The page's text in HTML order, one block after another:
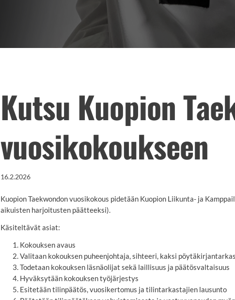
Kutsu Kuopion
vuosikokoukseen
16.2.2026
Kuopion Taekwondon vuosikokous pidetään Kuopion Liikunta- ja
aikuisten harjoitusten päätteeksi).
Käsiteltävät asiat:
Kokouksen avaus
Valitaan kokouksen puheenjohtaja, sihteeri, kaksi
Todetaan kokouksen läsnäolijat sekä laillisuus ja päätösvaltaisuus
Hyväksytään kokouksen työjärjestys
Esitetään tilinpäätös, vuosikertomus ja tilintarkastajien lausunto